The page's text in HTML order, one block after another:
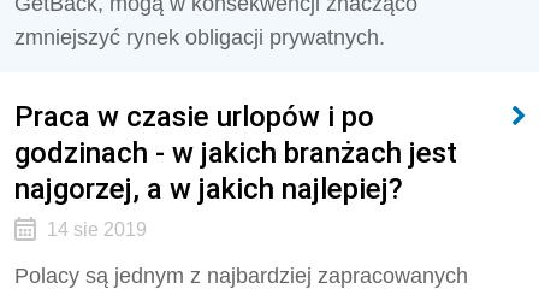
zmniejszyć rynek obligacji prywatnych.
Praca w czasie urlopów i po
godzinach - w jakich branżach jest
najgorzej, a w jakich najlepiej?
14 sie 2019
Polacy są jednym z najbardziej zapracowanych